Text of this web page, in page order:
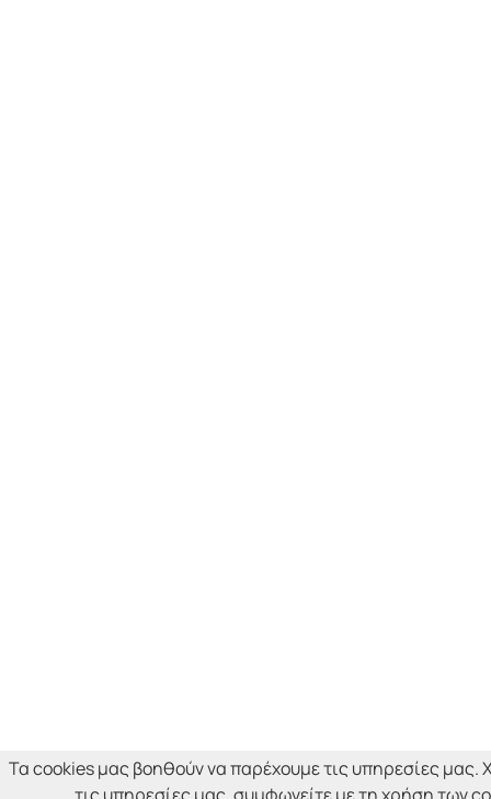
Τα cookies μας βοηθούν να παρέχουμε τις υπηρεσίες μας.